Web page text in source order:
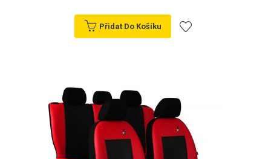
Přidat Do Košíku
oblíbeným